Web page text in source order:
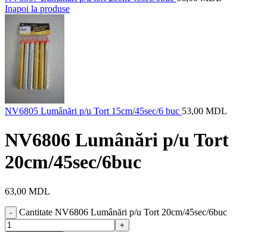
Inapoi la produse
NV6805 Lumânări p/u Tort 15cm/45sec/6 buc 53,00 MDL
NV6806 Lumânări p/u Tort
20cm/45sec/6buc
63,00 MDL
Cantitate NV6806 Lumânări p/u Tort 20cm/45sec/6buc